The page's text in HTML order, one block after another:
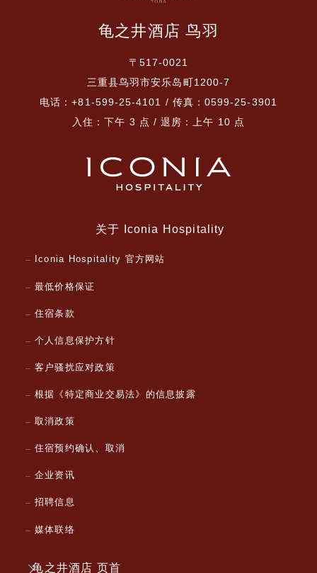
龟之井酒店 鸟羽
〒517-0021
三重县鸟羽市安乐岛町1200-7
电话：+81-599-25-4101 / 传真：0599-25-3901
入住：下午 3 点 / 退房：上午 10 点
关于 Iconia Hospitality
Iconia Hospitality 官方网站
最低价格保证
住宿条款
个人信息保护方针
客户骚扰应对政策
根据《特定商业交易法》的信息披露
取消政策
住宿预约确认、取消
企业资讯
招聘信息
媒体联络
龟之井酒店 页首